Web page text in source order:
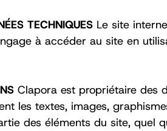
TECHNIQUES Le site
à accéder au site en
Clapora est propriétaire des
les textes, images,
des éléments du site, quel